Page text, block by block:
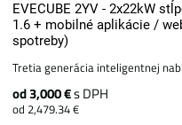
EVECUBE 2YV - 2x22kW
1.6 + mobilné aplikácie /
spotreby)
Tretia generácia inteligentnej
od 3,000 €s DPH
od 2,479.34 €